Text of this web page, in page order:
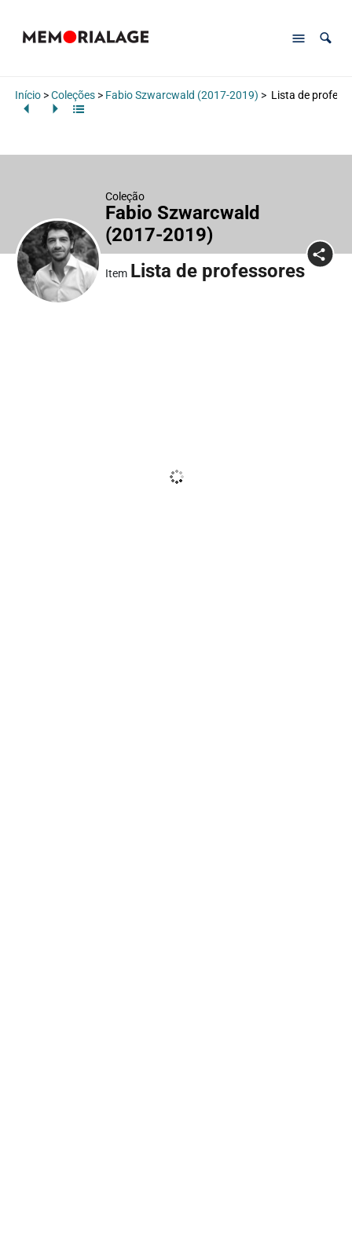
Início>Coleções> Fabio Szwarcwald (2017-2019) > Lista de
Coleção
Fabio Szwarcwald
(2017-2019)
Item Lista de professores